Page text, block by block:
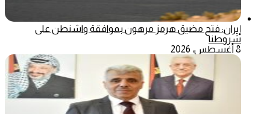
إيران: فتح مضيق هرمز مرهون بموافقة واشنطن على
شروطنا
8 أغسطس، 2026